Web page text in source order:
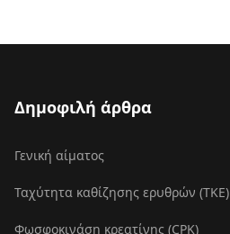
Δημοφιλή άρθρα
Γενική αίματος
Ταχύτητα καθίζησης ερυθρών (ΤΚΕ)
Φωσφοκινάση κρεατίνης (CPK)